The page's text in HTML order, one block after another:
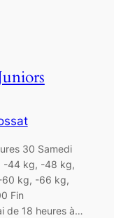
30 Samedi
-44 kg, -48 kg,
kg, -66 kg,
Fin
de 18 heures à…